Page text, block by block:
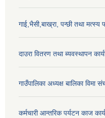
गाई,भैसी,बाख्रा, पन्छी तथा मत्स्य
दाउरा वितरण तथा ब्यवस्थापन
गाउँपालिका अध्यक्ष बालिका विमा
कर्मचारी आन्तरिक पर्यटन काज